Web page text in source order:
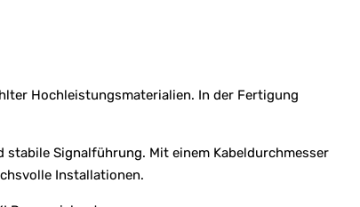
Hochleistungsmaterialien. In der Fertigung
stabile Signalführung. Mit einem Kabeldurchmesser
Installationen.